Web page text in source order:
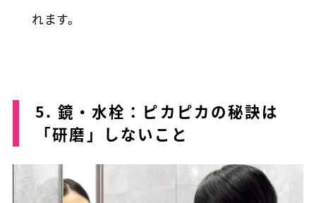
れます。
5. 鏡・水栓：ピカピカの秘訣は
「研磨」しないこと